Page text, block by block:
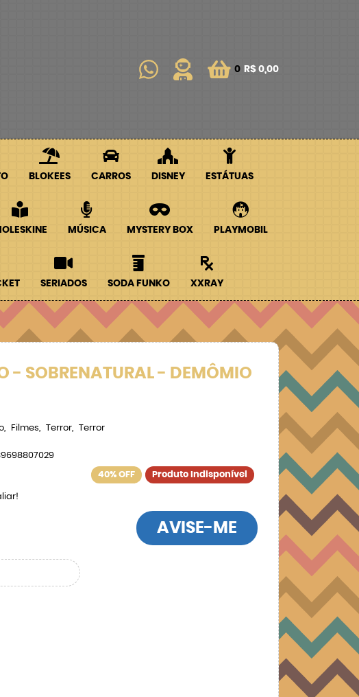
0 R$ 0,00
BLOKEES CARROS DISNEY ESTÁTUAS
MÚSICA MYSTERY BOX PLAYMOBIL
SERIADOS SODA FUNKO XXRAY
- SOBRENATURAL - DEMÔMIO
Filmes Terror
Terror
40% OFF Produto Indisponível
AVISE-ME